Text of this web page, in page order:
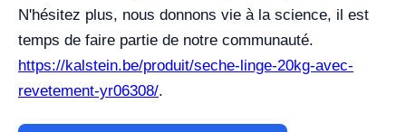
N'hésitez plus, nous donnons vie à la science, il est
temps de faire partie de notre communauté.
https://kalstein.be/produit/seche-linge-20kg-avec-
revetement-yr06308/.